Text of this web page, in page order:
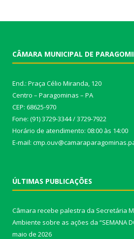
CÂMARA MUNICIPAL DE
End.: Praça Célio Miranda, 120
Centro – Paragominas – PA
CEP: 68625-970
Fone: (91) 3729-3344 / 3729-7922
Horário de atendimento: 08:00 às 14:00
E-mail:
ÚLTIMAS PUBLICAÇÕES
Câmara recebe palestra da Secretária
Ambiente sobre as ações da “SEMANA
maio de 2026